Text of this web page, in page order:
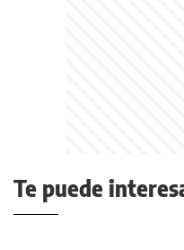
Te puede